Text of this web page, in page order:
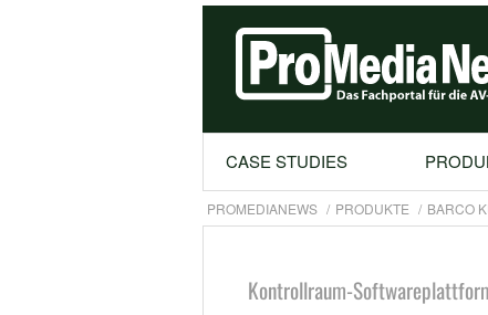
CASE STUDIES
PROMEDIANEWS PRODUKTE BARCO
Kontrollraum-